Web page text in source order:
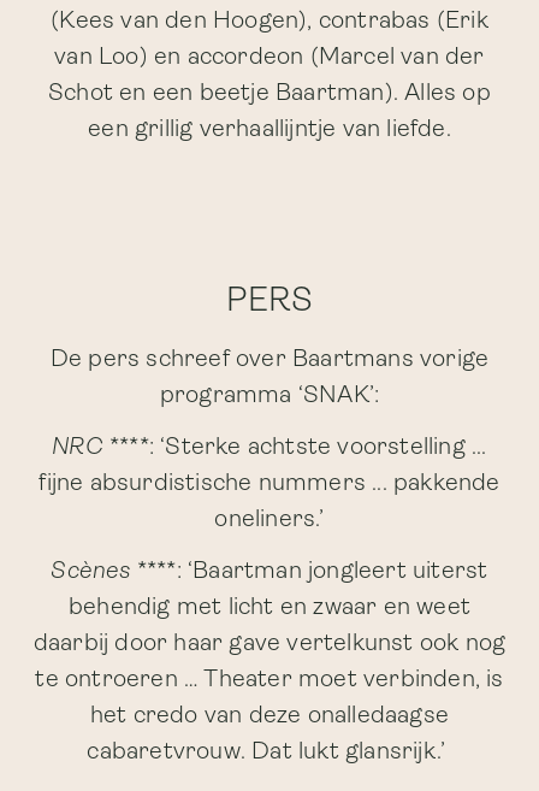
(Kees van den Hoogen), contrabas (Erik
van Loo) en accordeon (Marcel van der
Schot en een beetje Baartman). Alles op
een grillig verhaallijntje van liefde.
PERS
De pers schreef over Baartmans vorige
programma ‘SNAK’:
NRC ****: ‘Sterke achtste voorstelling ...
fijne absurdistische nummers ... pakkende
oneliners.’
Scènes ****: ‘Baartman jongleert uiterst
behendig met licht en zwaar en weet
daarbij door haar gave vertelkunst ook nog
te ontroeren … Theater moet verbinden, is
het credo van deze onalledaagse
cabaretvrouw. Dat lukt glansrijk.’